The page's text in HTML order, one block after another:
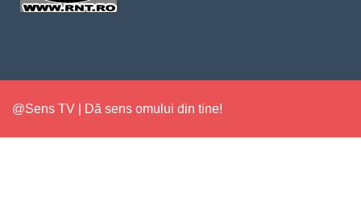
@Sens TV | Dă sens omului din tine!